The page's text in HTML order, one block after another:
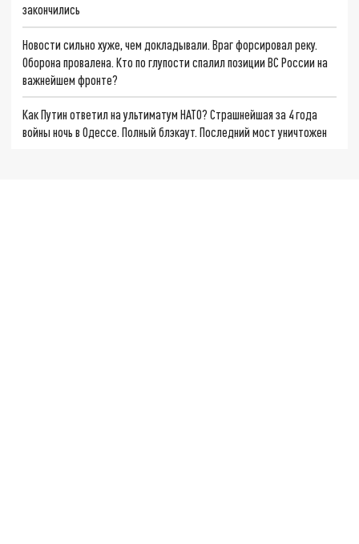
закончились
Новости сильно хуже, чем докладывали. Враг форсировал реку.
Оборона провалена. Кто по глупости спалил позиции ВС России на
важнейшем фронте?
Как Путин ответил на ультиматум НАТО? Страшнейшая за 4 года
войны ночь в Одессе. Полный блэкаут. Последний мост уничтожен